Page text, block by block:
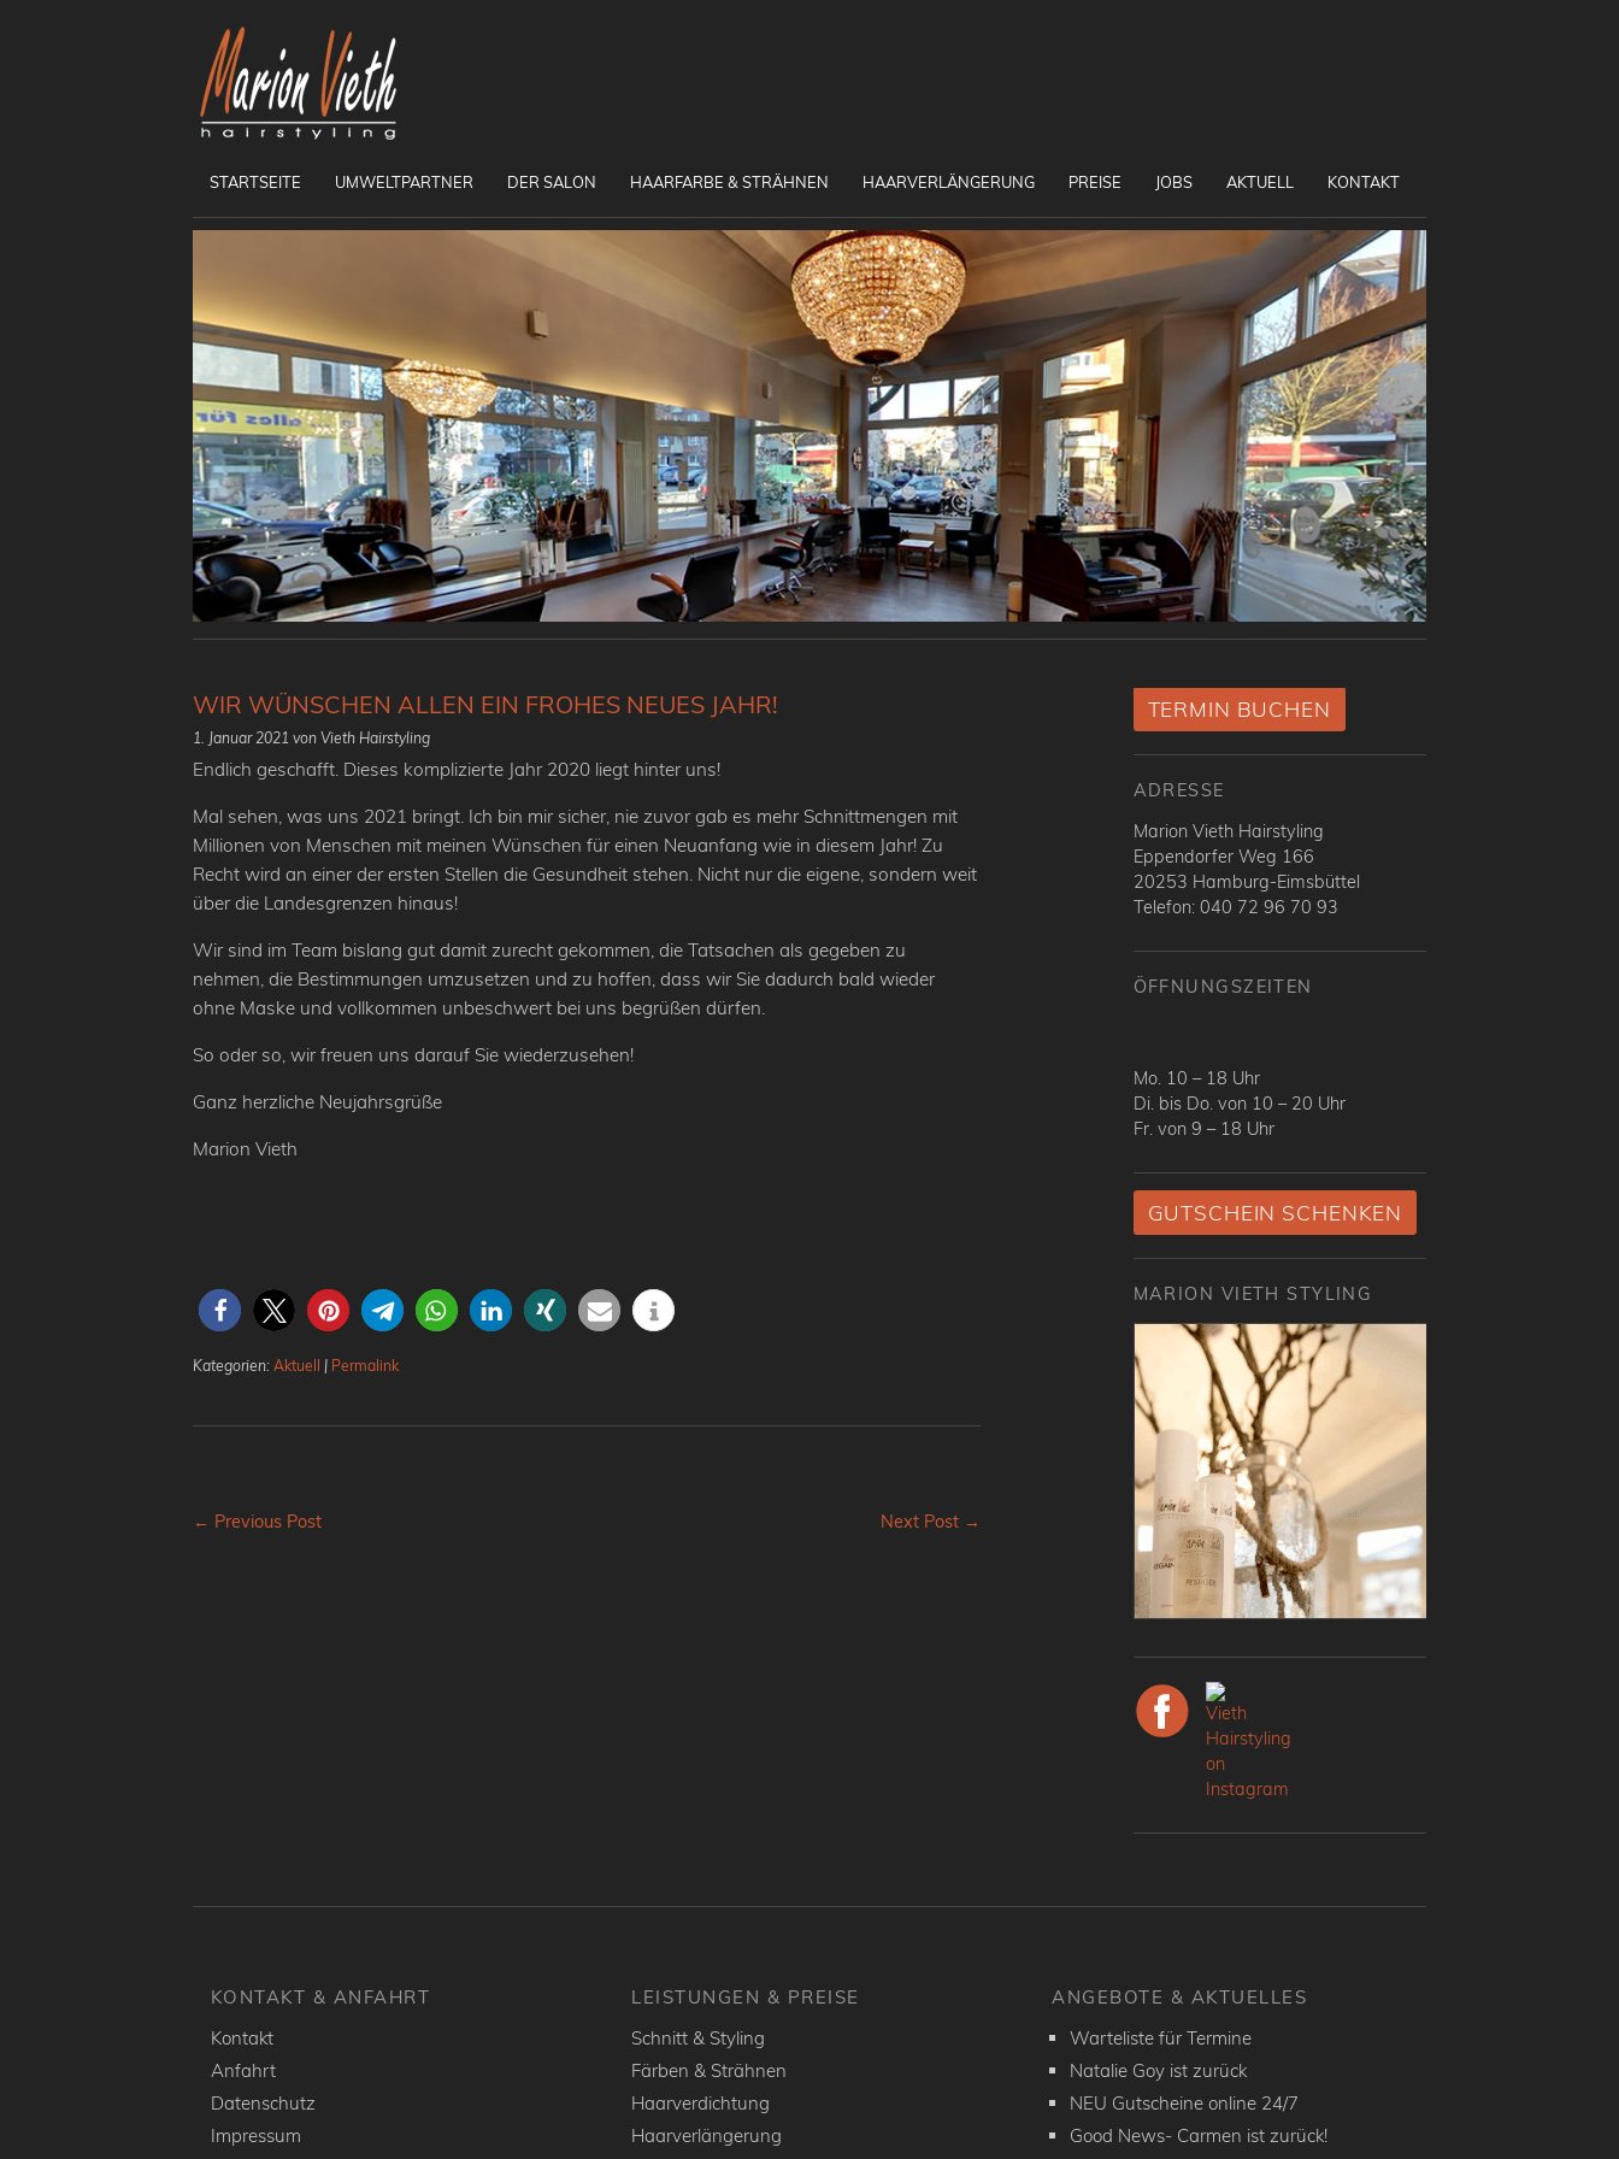
STARTSEITE UMWELTPARTNER DER SALON HAARFARBE & STRÄHNEN HAARVERLÄNGERUNG PREISE JOBS AKTUELL KONTAKT
WIR WÜNSCHEN ALLEN EIN FROHES NEUES JAHR!
1. Januar 2021 von Vieth Hairstyling
Endlich geschafft. Dieses komplizierte Jahr 2020 liegt hinter uns!
Mal sehen, was uns 2021 bringt. Ich bin mir sicher, nie zuvor gab es mehr Schnittmengen mit
Millionen von Menschen mit meinen Wünschen für einen Neuanfang wie in diesem Jahr! Zu
Recht wird an einer der ersten Stellen die Gesundheit stehen. Nicht nur die eigene, sondern weit
über die Landesgrenzen hinaus!
Wir sind im Team bislang gut damit zurecht gekommen, die Tatsachen als gegeben zu
nehmen, die Bestimmungen umzusetzen und zu hoffen, dass wir Sie dadurch bald wieder
ohne Maske und vollkommen unbeschwert bei uns begrüßen dürfen.
So oder so, wir freuen uns darauf Sie wiederzusehen!
Ganz herzliche Neujahrsgrüße
Marion Vieth
Kategorien: Aktuell | Permalink
← Previous Post Next Post →
TERMIN BUCHEN
ADRESSE
Marion Vieth Hairstyling
Eppendorfer Weg 166
20253 Hamburg-Eimsbüttel
Telefon: 040 72 96 70 93
ÖFFNUNGSZEITEN
Mo. 10 – 18 Uhr
Di. bis Do. von 10 – 20 Uhr
Fr. von 9 – 18 Uhr
GUTSCHEIN SCHENKEN
MARION VIETH STYLING
KONTAKT & ANFAHRT
Kontakt
Anfahrt
Datenschutz
Impressum
LEISTUNGEN & PREISE
Schnitt & Styling
Färben & Strähnen
Haarverdichtung
Haarverlängerung
ANGEBOTE & AKTUELLES
Warteliste für Termine
Natalie Goy ist zurück
NEU Gutscheine online 24/7
Good News- Carmen ist zurück!